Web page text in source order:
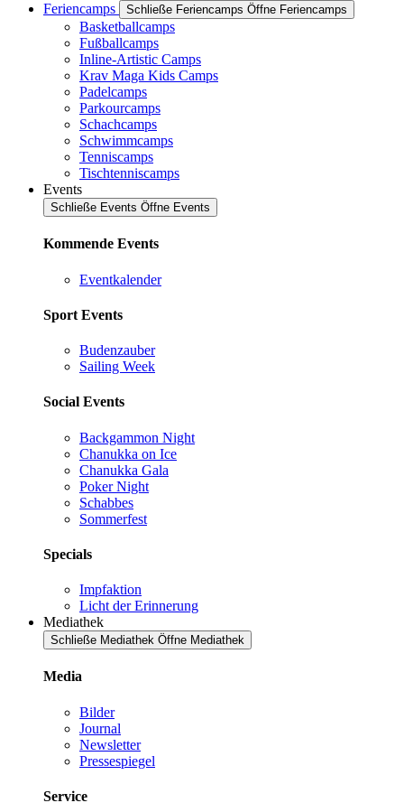
Feriencamps
Schließe Feriencamps Öffne Feriencamps
Basketballcamps
Fußballcamps
Inline-Artistic Camps
Krav Maga Kids Camps
Padelcamps
Parkourcamps
Schachcamps
Schwimmcamps
Tenniscamps
Tischtenniscamps
Events
Schließe Events Öffne Events
Kommende Events
Eventkalender
Sport Events
Budenzauber
Sailing Week
Social Events
Backgammon Night
Chanukka on Ice
Chanukka Gala
Poker Night
Schabbes
Sommerfest
Specials
Impfaktion
Licht der Erinnerung
Mediathek
Schließe Mediathek Öffne Mediathek
Media
Bilder
Journal
Newsletter
Pressespiegel
Service